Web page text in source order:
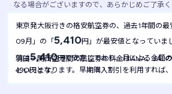
なる場合がございますので、あらかじめご了承く
東京発大阪行きの格安航空券の、過去1年間の
09月」の「 5,410円」が最安値となっていま
値は5,410円で安定しており、月による金額
といえます。
羽田ー関西空港間の航空券の料金はANA、JAL
490円となります。早期購入割引を利用すれば